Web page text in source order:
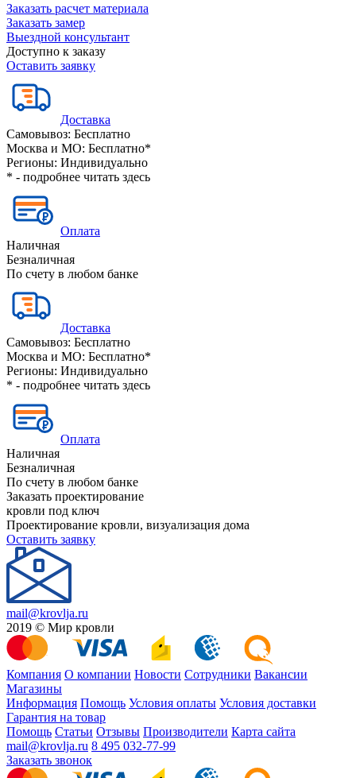
Заказать расчет материала
Заказать замер
Выездной консультант
Доступно к заказу
Оставить заявку
Доставка
Самовывоз: Бесплатно
Москва и МО: Бесплатно*
Регионы: Индивидуально
* - подробнее читать здесь
Оплата
Наличная
Безналичная
По счету в любом банке
Доставка
Самовывоз: Бесплатно
Москва и МО: Бесплатно*
Регионы: Индивидуально
* - подробнее читать здесь
Оплата
Наличная
Безналичная
По счету в любом банке
Заказать проектирование
кровли под ключ
Проектирование кровли, визуализация дома
Оставить заявку
mail@krovlja.ru
2019 © Мир кровли
Компания О компании Новости Сотрудники Вакансии
Магазины
Информация Помощь Условия оплаты Условия доставки
Гарантия на товар
Помощь Статьи Отзывы Производители Карта сайта
mail@krovlja.ru 8 495 032-77-99
Заказать звонок